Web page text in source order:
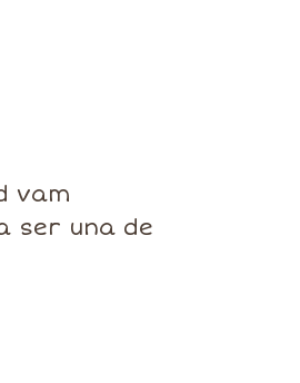
vam
ser una de